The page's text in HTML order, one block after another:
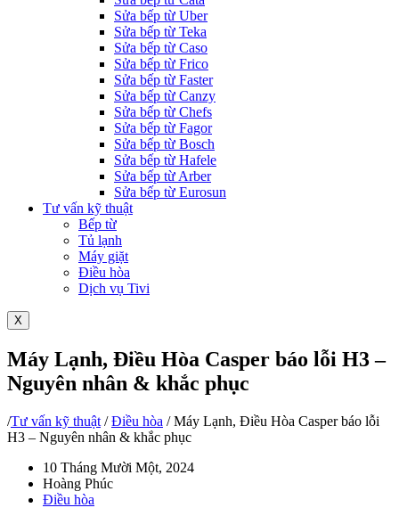
Sửa bếp từ Uber
Sửa bếp từ Teka
Sửa bếp từ Caso
Sửa bếp từ Frico
Sửa bếp từ Faster
Sửa bếp từ Canzy
Sửa bếp từ Chefs
Sửa bếp từ Fagor
Sửa bếp từ Bosch
Sửa bếp từ Hafele
Sửa bếp từ Arber
Sửa bếp từ Eurosun
Tư vấn kỹ thuật
Bếp từ
Tủ lạnh
Máy giặt
Điều hòa
Dịch vụ Tivi
X
Máy Lạnh, Điều Hòa Casper báo lỗi H3 –
Nguyên nhân & khắc phục
/Tư vấn kỹ thuật / Điều hòa /Máy Lạnh, Điều Hòa Casper báo lỗi
H3 – Nguyên nhân & khắc phục
10 Tháng Mười Một, 2024
Hoàng Phúc
Điều hòa